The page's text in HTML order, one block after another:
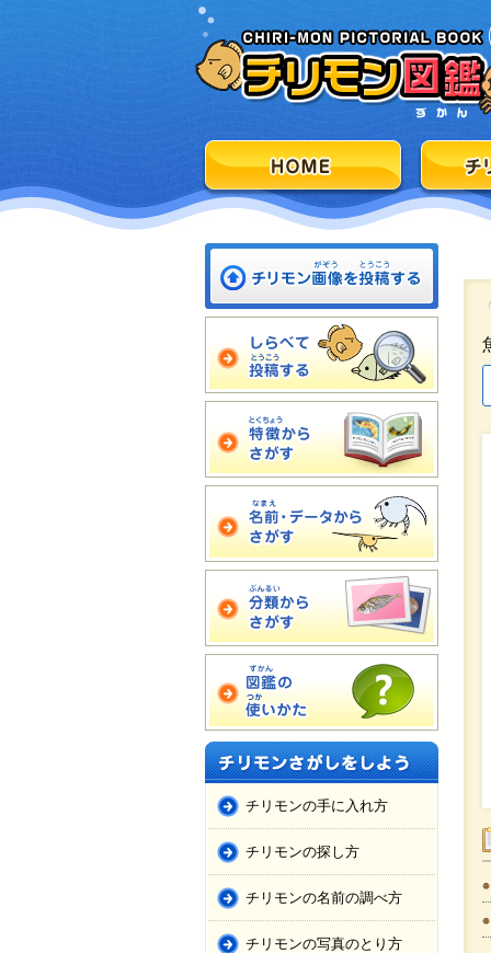
チリモンの手に入れ方
チリモンの探し方
チリモンの名前の調べ方
チリモンの写真のとり方